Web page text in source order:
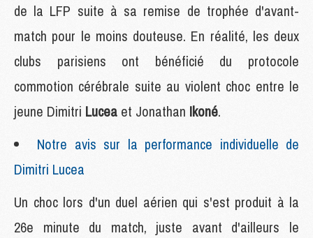
de la LFP suite à sa remise de trophée d'avant-
match pour le moins douteuse. En réalité, les deux
clubs parisiens ont bénéficié du protocole
commotion cérébrale suite au violent choc entre le
jeune Dimitri Lucea et Jonathan Ikoné.
Notre avis sur la performance individuelle de
Dimitri Lucea
Un choc lors d'un duel aérien qui s'est produit à la
26e minute du match, juste avant d'ailleurs le